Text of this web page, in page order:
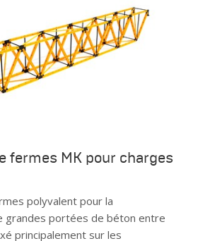
fermes MK pour charges
polyvalent pour la
grandes portées de béton entre
principalement sur les